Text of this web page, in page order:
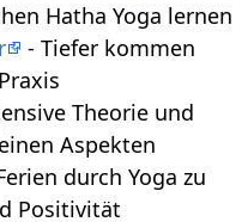
Hatha Yoga lernen
- Tiefer kommen
Theorie und
Aspekten
durch Yoga zu
Positivität